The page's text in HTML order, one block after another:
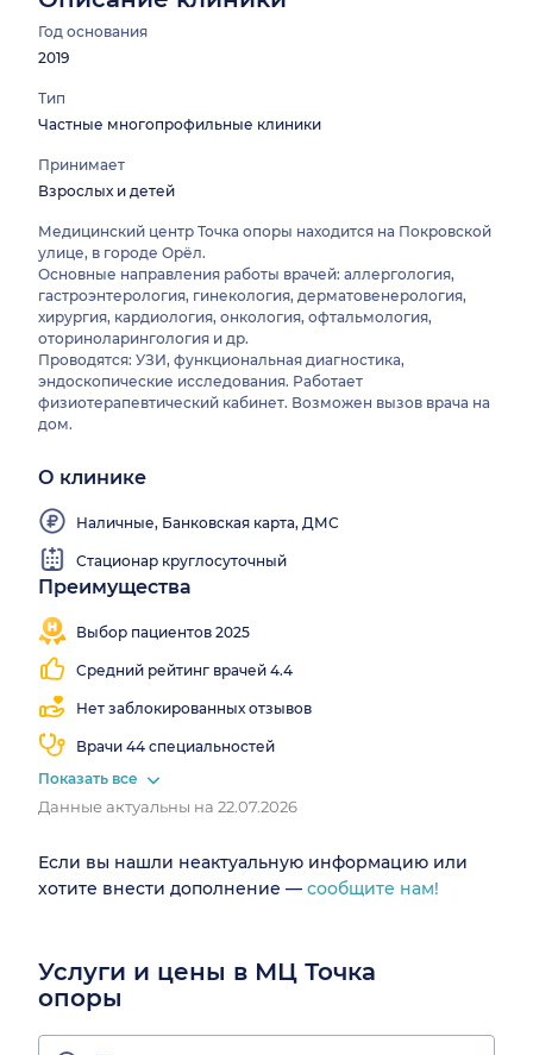
Год основания
2019
Тип
Частные многопрофильные клиники
Принимает
Взрослых и детей
Медицинский центр Точка опоры находится на Покровской
улице, в городе Орёл.
Основные направления работы врачей: аллергология,
гастроэнтерология, гинекология, дерматовенерология,
хирургия, кардиология, онкология, офтальмология,
оториноларингология и др.
Проводятся: УЗИ, функциональная диагностика,
эндоскопические исследования. Работает
физиотерапевтический кабинет. Возможен вызов врача на
дом.
О клинике
Наличные, Банковская карта, ДМС
Стационар круглосуточный
Преимущества
Выбор пациентов 2025
Средний рейтинг врачей 4.4
Нет заблокированных отзывов
Врачи 44 специальностей
Выезд
дом
Работаем
выходные
Показать все
Данные актуальны на 22.07.2026
Если вы нашли неактуальную информацию или
хотите внести дополнение — сообщите нам!
Услуги и цены в МЦ Точка
опоры